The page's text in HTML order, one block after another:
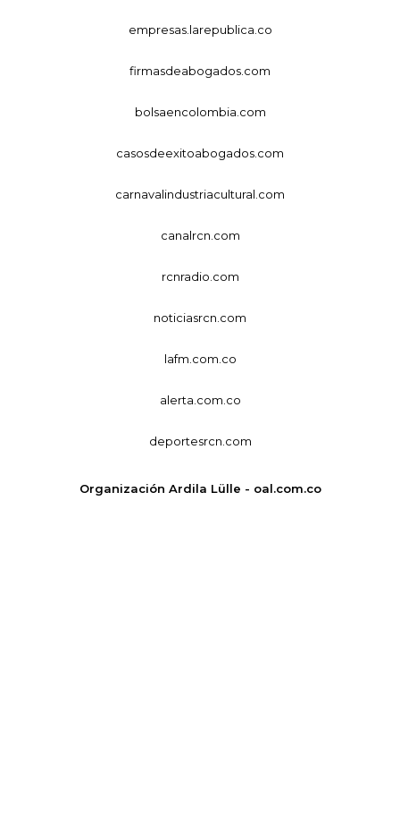
empresas.larepublica.co
firmasdeabogados.com
bolsaencolombia.com
casosdeexitoabogados.com
carnavalindustriacultural.com
canalrcn.com
rcnradio.com
noticiasrcn.com
lafm.com.co
alerta.com.co
deportesrcn.com
Organización Ardila Lülle - oal.com.co